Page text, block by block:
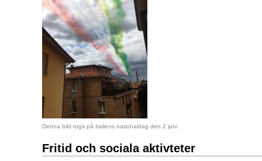
Denna bild togs på Italiens nationaldag den 2 juni
Fritid och sociala aktivteter